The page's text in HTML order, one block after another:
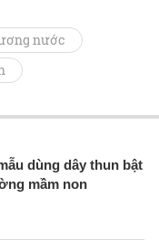
nước
dùng dây thun bật
mầm non